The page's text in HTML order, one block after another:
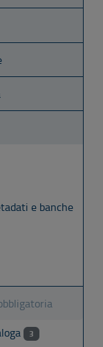
e banche
3